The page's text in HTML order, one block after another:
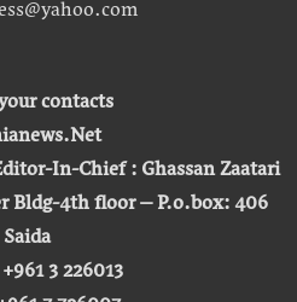
contacts
In-Chief : Ghassan Zaatari
Bldg-4th floor – P.o.box: 406
Saida
3 226013